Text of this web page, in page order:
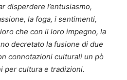
disperdere l’entusiasmo,
la foga, i sentimenti,
che con il loro impegno, la
decretato la fusione di due
connotazioni culturali un pò
per cultura e tradizioni.